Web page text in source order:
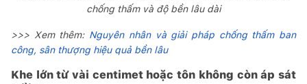
chống thấm và độ bền lâu dài
>>> Xem thêm: Nguyên nhân và giải pháp chống thấm ban
công, sân thượng hiệu quả bền lâu
Khe lớn từ vài centimet hoặc tôn không còn áp sát